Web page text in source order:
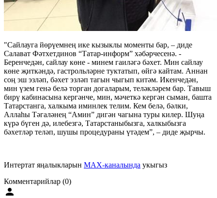
"Сайлауга йөрүемнең ике кызыклы моменты бар, – диде
Салават Фәтхетдинов “Татар-информ” хәбәрчесенә. -
Беренчедән, сайлау көне - минем гаиләгә бәхет. Мин сайлау
көне җиткәндә, гастрольләрне туктатып, өйгә кайтам. Аннан
соң эш эзләп, бәхет эзләп тагын чыгып китәм. Икенчедән,
мин үзем генә белә торган догаларым, теләкләрем бар. Тавыш
бирү кабинасына кергәнче, мин, мәчеткә кергән сыман, башта
Татарстанга, халкыма иминлек телим. Кем белә, бәлки,
Аллаһы Тәгаләнең “Амин” дигән чагына туры килер. Шуңа
күрә бүген дә, илебезгә, Татарстаныбызга, халкыбызга
бәхетләр теләп, шушы процедураны үтәдем”, – диде җырчы.
Интертат яңалыкларын MAX-каналында укыгыз
Комментарийлар (0)